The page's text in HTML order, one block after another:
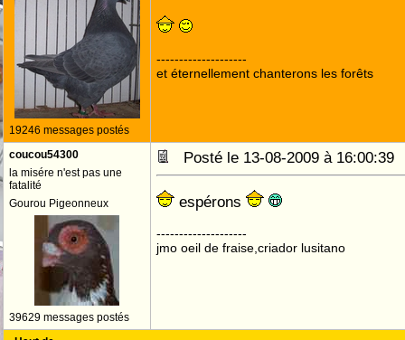
19246 messages postés
--------------------
et éternellement chanterons les forêts
coucou54300
la misére n'est pas une
fatalité
Gourou Pigeonneux
39629 messages postés
Posté le 13-08-2009 à
espérons
--------------------
jmo oeil de fraise,criador lusitano